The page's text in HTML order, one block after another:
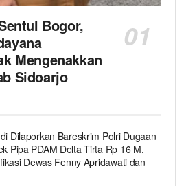
Bogor,
Mengenakkan
Sidoarjo
Dilaporkan Bareskrim Polri Dugaan
Pipa PDAM Delta Tirta Rp 16 M,
Dewas Fenny Apridawati dan